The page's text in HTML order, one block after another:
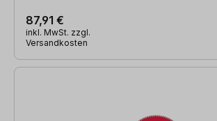
87,91 €
inkl. MwSt. zzgl.
Versandkosten